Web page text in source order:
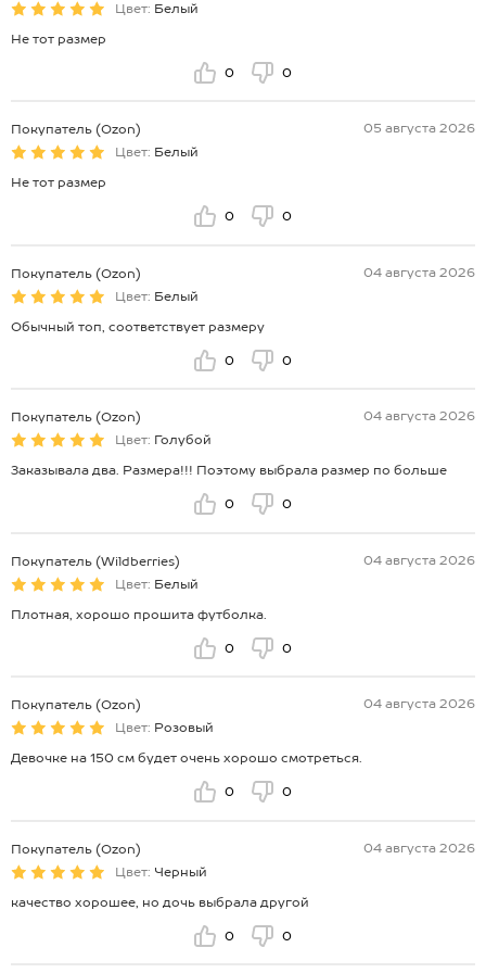
Цвет: Белый
Не тот размер
0 0
Покупатель (Ozon)
05 августа 2026
Цвет: Белый
Не тот размер
0 0
Покупатель (Ozon)
04 августа 2026
Цвет: Белый
Обычный топ, соответствует размеру
0 0
Покупатель (Ozon)
04 августа 2026
Цвет: Голубой
Заказывала два. Размера!!! Поэтому выбрала размер по больше
0 0
Покупатель (Wildberries)
04 августа 2026
Цвет: Белый
Плотная, хорошо прошита футболка.
0 0
Покупатель (Ozon)
04 августа 2026
Цвет: Розовый
Девочке на 150 см будет очень хорошо смотреться.
0 0
Покупатель (Ozon)
04 августа 2026
Цвет: Черный
качество хорошее, но дочь выбрала другой
0 0